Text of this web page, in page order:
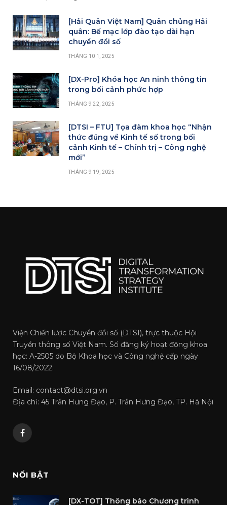
[Hải Quân Việt Nam] Quân chủng Hải
quân: Bế mạc lớp đào tạo dài hạn
chuyển đổi số
THÁNG 10 1, 2025
[DX-Pro] Khóa học An ninh thông tin
trong bối cảnh phức hợp
THÁNG 9 22, 2025
[DTSI – FTU] Tọa đàm khoa học “Nhận
thức đúng về Kinh tế số trong bối
cảnh Kinh tế – Chính trị – Công nghệ
mới”
THÁNG 9 19, 2025
Viện Chiến lược Chuyển đổi số (DTSI), trực thuộc Hội
Truyền thông số Việt Nam. Số đăng ký hoạt động khoa
học: A-2505 do Bộ Khoa học và Công nghệ cấp ngày
16/08/2022.
Email: contact@dtsi.org.vn
Địa chỉ: 45 Trần Hưng Đạo, P. Trần Hưng Đạo, TP. Hà Nội
Facebook
NỔI BẬT
[DX-TOT] Thông báo Chương trình